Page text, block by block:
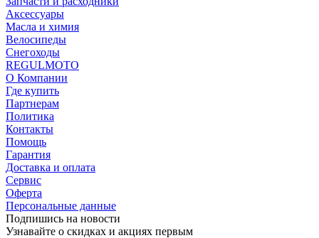
Аксессуары
Масла и химия
Велосипеды
Снегоходы
REGULMOTO
О Компании
Где купить
Партнерам
Политика
Контакты
Помощь
Гарантия
Доставка и оплата
Сервис
Оферта
Персональные данные
Подпишись на новости
Узнавайте о скидках и акциях первым